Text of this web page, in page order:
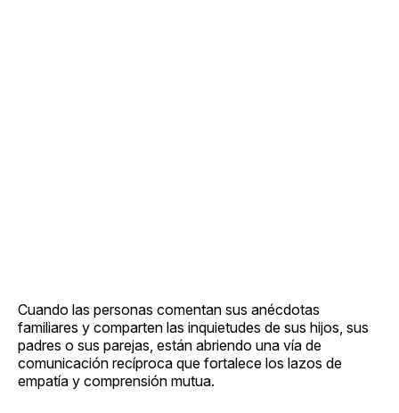
Cuando las personas comentan sus anécdotas
familiares y comparten las inquietudes de sus hijos, sus
padres o sus parejas, están abriendo una vía de
comunicación recíproca que fortalece los lazos de
empatía y comprensión mutua.